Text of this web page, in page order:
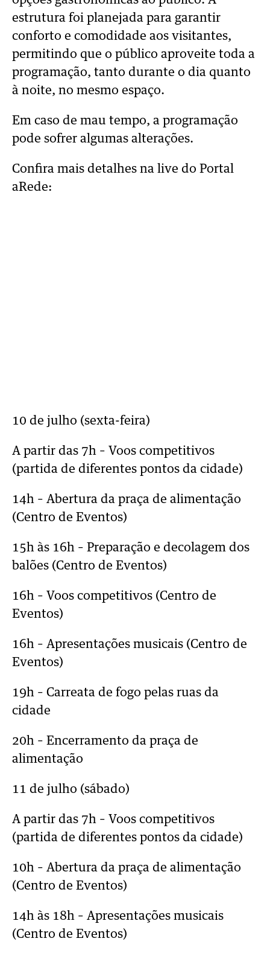
estrutura foi planejada para garantir
conforto e comodidade aos visitantes,
permitindo que o público aproveite toda a
programação, tanto durante o dia quanto
à noite, no mesmo espaço.
Em caso de mau tempo, a programação
pode sofrer algumas alterações.
Confira mais detalhes na live do Portal
aRede:
10 de julho (sexta-feira)
A partir das 7h – Voos competitivos
(partida de diferentes pontos da cidade)
14h – Abertura da praça de alimentação
(Centro de Eventos)
15h às 16h – Preparação e decolagem dos
balões (Centro de Eventos)
16h – Voos competitivos (Centro de
Eventos)
16h – Apresentações musicais (Centro de
Eventos)
19h – Carreata de fogo pelas ruas da
cidade
20h – Encerramento da praça de
alimentação
11 de julho (sábado)
A partir das 7h – Voos competitivos
(partida de diferentes pontos da cidade)
10h – Abertura da praça de alimentação
(Centro de Eventos)
14h às 18h – Apresentações musicais
(Centro de Eventos)